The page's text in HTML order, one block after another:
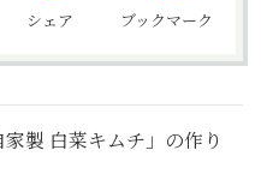
シェア ブックマーク
製 白菜キムチ」の作り